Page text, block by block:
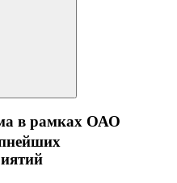
в рамках ОАО